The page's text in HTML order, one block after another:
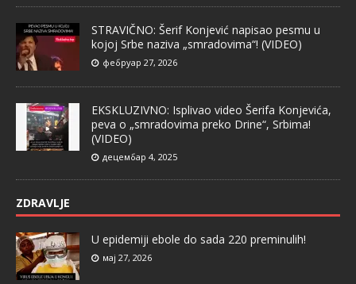
STRAVIČNO: Šerif Konjević napisao pesmu u
kojoj Srbe naziva „smradovima“! (VIDEO)
фебруар 27, 2026
EKSKLUZIVNO: Isplivao video Šerifa Konjevića,
peva o „smradovima preko Drine“, Srbima!
(VIDEO)
децембар 4, 2025
ZDRAVLJE
U epidemiji ebole do sada 220 preminulih!
мај 27, 2026